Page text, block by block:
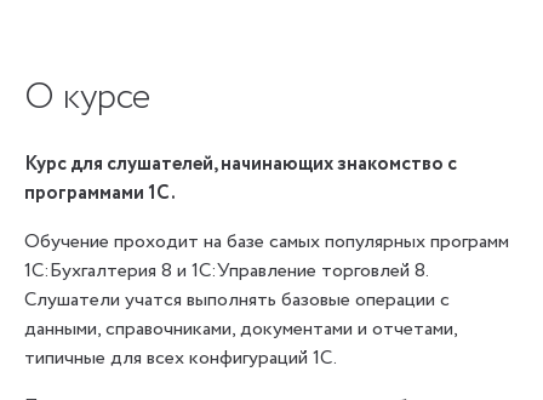
О курсе
Курс для слушателей, начинающих знакомство с
программами 1С.
Обучение проходит на базе самых популярных программ
1С:Бухгалтерия 8 и 1С:Управление торговлей 8.
Слушатели учатся выполнять базовые операции c
данными, справочниками, документами и отчетами,
типичные для всех конфигураций 1С.